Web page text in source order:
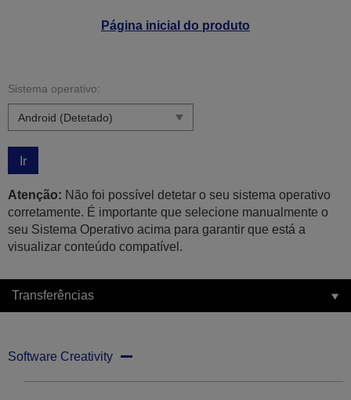
Página inicial do produto
Sistema operativo:
Ir
Atenção: Não foi possível detetar o seu sistema operativo
corretamente. É importante que selecione manualmente o
seu Sistema Operativo acima para garantir que está a
visualizar conteúdo compatível.
Transferências
Software Creativity